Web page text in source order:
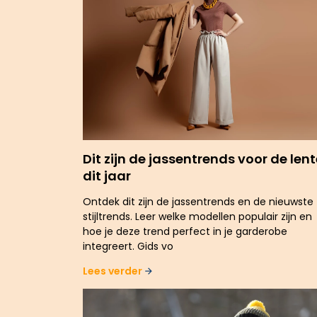
Dit zijn de jassentrends voor de
dit jaar
Ontdek dit zijn de jassentrends en de nieuwste
stijltrends. Leer welke modellen populair zijn en
hoe je deze trend perfect in je garderobe
integreert. Gids vo
Lees verder